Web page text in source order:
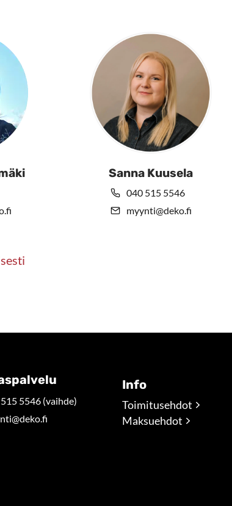
Sanna Kuusela
040 515 5546
myynti@deko.fi
5546 (vaihde)
Info
Toimitusehdot
Maksuehdot